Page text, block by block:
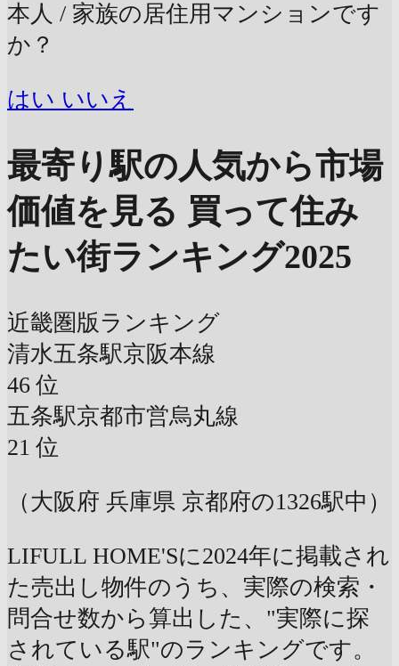
本人 / 家族の居住用マンションです
か？
はい いいえ
最寄り駅の人気から市場
価値を見る 買って住み
たい街ランキング2025
近畿圏版ランキング
清水五条駅京阪本線
46位
五条駅京都市営烏丸線
21位
（大阪府 兵庫県 京都府の1326駅中）
LIFULL HOME'Sに2024年に掲載され
た売出し物件のうち、実際の検索・
問合せ数から算出した、"実際に探
されている駅"のランキングです。